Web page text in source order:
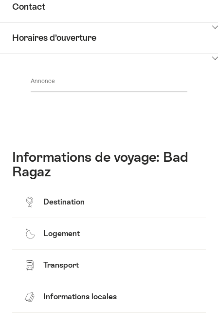
Common.Of
Informations
les
Découvrir
les
Contact
les
Horaires d’ouverture
contenus
Common.Of
Annonce
Informations de voyage: Bad
Ragaz
Destination
Logement
Transport
Informations locales